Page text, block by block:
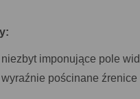
niezbyt imponujące pole
wyraźnie pościnane